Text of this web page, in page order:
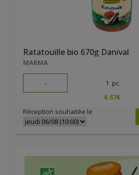
Ratatouille bio 670g Danival
MARMA
- 1 pc
6.57€
Réception souhaitée le